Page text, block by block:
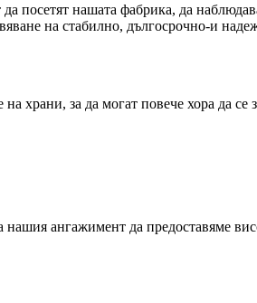
посетят нашата фабрика, да
на стабилно, дългосрочно-и
храни, за да могат повече хора да се
ангажимент да предоставяме